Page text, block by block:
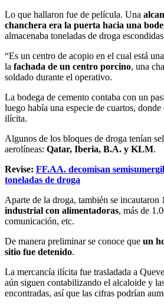
Lo que hallaron fue de película. Una
chanchera era la puerta hacia una
almacenaba toneladas de droga
“Es un centro de acopio en el cual está
la fachada de un centro porcino, una
soldado durante el operativo.
La bodega de cemento contaba con un
luego había una especie de cuartos, donde
ilícita.
Algunos de los bloques de droga tenían
aerolíneas: Qatar, Iberia, B.A. y KLM.
Revise: FF.AA. decomisan
toneladas de droga
Aparte de la droga, también se incautaron
industrial con alimentadoras, más de
comunicación, etc.
De manera preliminar se conoce que un
sitio fue detenido.
La mercancía ilícita fue trasladada a
aún siguen contabilizando el alcaloide y
encontradas, así que las cifras podrían